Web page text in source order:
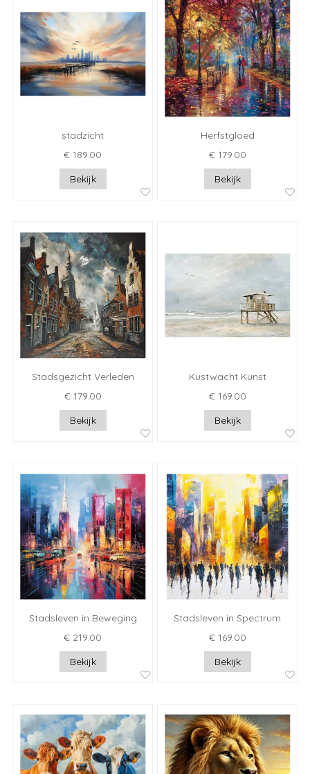
stadzicht
€ 189.00
Bekijk
Herfstgloed
€ 179.00
Bekijk
Stadsgezicht Verleden
€ 179.00
Bekijk
Kustwacht Kunst
€ 169.00
Bekijk
Stadsleven in Beweging
€ 219.00
Bekijk
Stadsleven in Spectrum
€ 169.00
Bekijk